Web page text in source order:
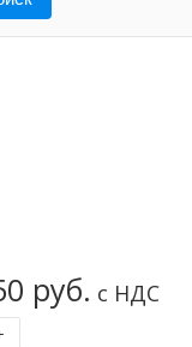
руб. с НДС